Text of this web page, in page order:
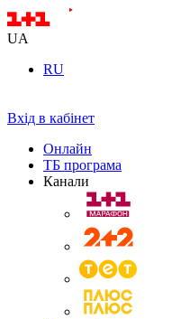
UA
RU
Вхід в кабінет
Онлайн
ТБ програма
Канали